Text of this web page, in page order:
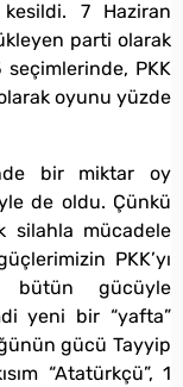
7 Haziran
parti olarak
seçimlerinde, PKK
oyunu yüzde
bir miktar oy
de oldu. Çünkü
silahla mücadele
PKK’yı
bütün gücüyle
yeni bir “yafta”
gücü Tayyip
“Atatürkçü”, 1